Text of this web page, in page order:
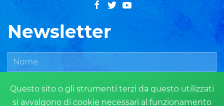
Questo sito o gli strumenti terzi da questo utilizzati
si avvalgono di cookie necessari al funzionamento
Newsletter